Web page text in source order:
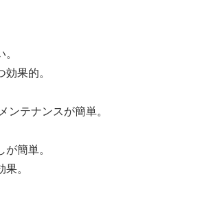
効果的。
ンテナンスが簡単。
が簡単。
。